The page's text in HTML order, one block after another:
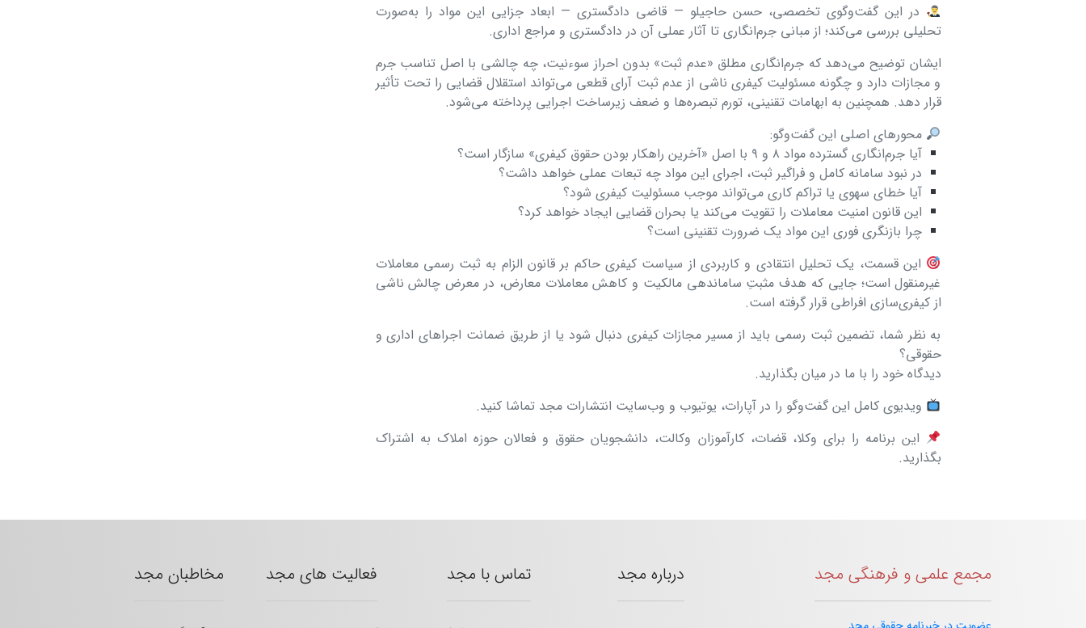
در این گفت‌وگوی تخصصی، حسن حاجیلو — قاضی دادگستری — ابعاد جزایی این مواد را به‌صورت
تحلیلی بررسی می‌کند؛ از مبانی جرم‌انگاری تا آثار عملی آن در دادگستری و مراجع اداری.
ایشان توضیح می‌دهد که جرم‌انگاری مطلق «عدم ثبت» بدون احراز سوءنیت، چه چالشی با اصل تناسب جرم
و مجازات دارد و چگونه مسئولیت کیفری ناشی از عدم ثبت آرای قطعی می‌تواند استقلال قضایی را تحت تأثیر
قرار دهد. همچنین به ابهامات تقنینی، تورم تبصره‌ها و ضعف زیرساخت اجرایی پرداخته می‌شود.
محورهای اصلی این گفت‌وگو:
آیا جرم‌انگاری گسترده مواد ۸ و ۹ با اصل «آخرین راهکار بودن حقوق کیفری» سازگار است؟
در نبود سامانه کامل و فراگیر ثبت، اجرای این مواد چه تبعات عملی خواهد داشت؟
آیا خطای سهوی یا تراکم کاری می‌تواند موجب مسئولیت کیفری شود؟
این قانون امنیت معاملات را تقویت می‌کند یا بحران قضایی ایجاد خواهد کرد؟
چرا بازنگری فوری این مواد یک ضرورت تقنینی است؟
این قسمت، یک تحلیل انتقادی و کاربردی از سیاست کیفری حاکم بر قانون الزام به ثبت رسمی معاملات
غیرمنقول است؛ جایی که هدف مثبتِ ساماندهی مالکیت و کاهش معاملات معارض، در معرض چالش ناشی
از کیفری‌سازی افراطی قرار گرفته است.
به نظر شما، تضمین ثبت رسمی باید از مسیر مجازات کیفری دنبال شود یا از طریق ضمانت اجراهای اداری و
حقوقی؟
دیدگاه خود را با ما در میان بگذارید.
ویدیوی کامل این گفت‌وگو را در آپارات، یوتیوب و وب‌سایت انتشارات مجد تماشا کنید.
این برنامه را برای وکلا، قضات، کارآموزان وکالت، دانشجویان حقوق و فعالان حوزه املاک به اشتراک
بگذارید.
مجمع علمی و فرهنگی مجد درباره مجد تماس با مجد فعالیت های مجد مخاطبان مجد